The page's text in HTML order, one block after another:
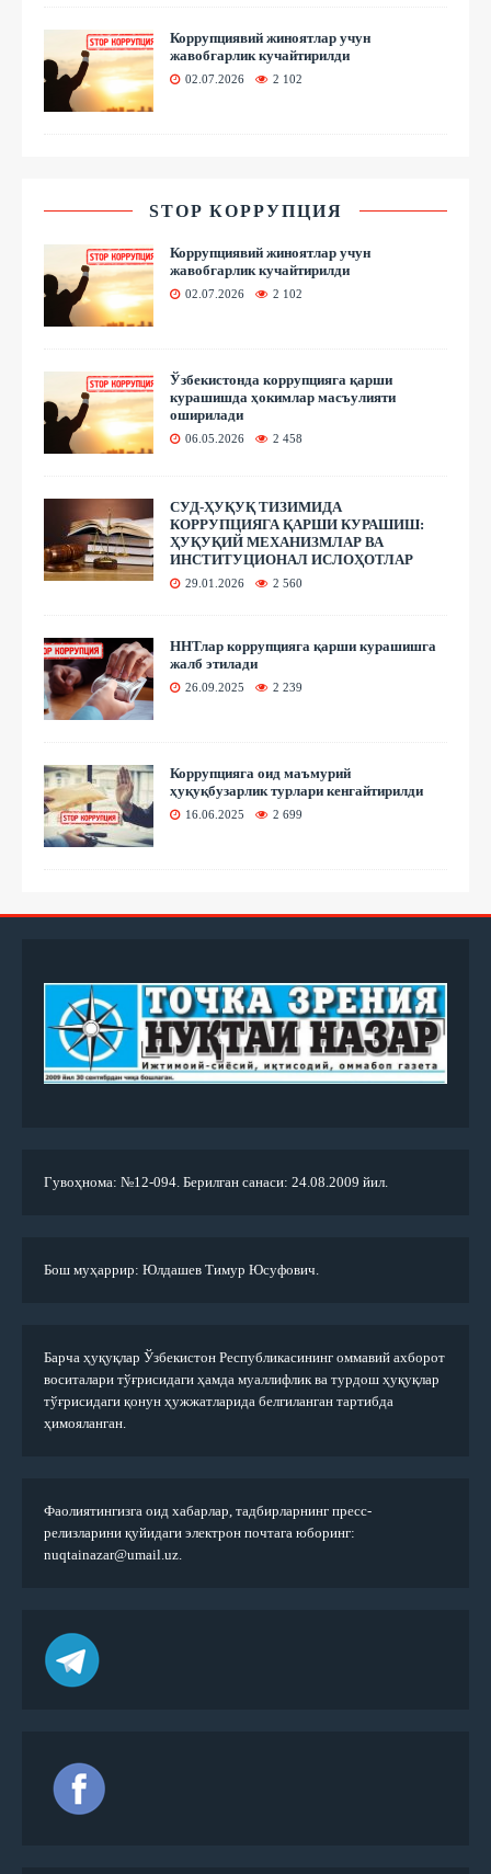
Коррупциявий жиноятлар учун
жавобгарлик кучайтирилди
02.07.2026 2 102
STOP КОРРУПЦИЯ
Коррупциявий жиноятлар учун
жавобгарлик кучайтирилди
02.07.2026 2 102
Ўзбекистонда коррупцияга қарши
курашишда ҳокимлар масъулияти
оширилади
06.05.2026 2 458
СУД-ҲУҚУҚ ТИЗИМИДА
КОРРУПЦИЯГА ҚАРШИ КУРАШИШ:
ҲУҚУҚИЙ МЕХАНИЗМЛАР ВА
ИНСТИТУЦИОНАЛ ИСЛОҲОТЛАР
29.01.2026 2 560
ННТлар коррупцияга қарши курашишга
жалб этилади
26.09.2025 2 239
Коррупцияга оид маъмурий
ҳуқуқбузарлик турлари кенгайтирилди
16.06.2025 2 699
Гувоҳнома: №12-094. Берилган санаси: 24.08.2009 йил.
Бош муҳаррир: Юлдашев Тимур Юсуфович.
Барча ҳуқуқлар Ўзбекистон Республикасининг оммавий ахборот
воситалари тўғрисидаги ҳамда муаллифлик ва турдош ҳуқуқлар
тўғрисидаги қонун ҳужжатларида белгиланган тартибда
ҳимояланган.
Фаолиятингизга оид хабарлар, тадбирларнинг пресс-
релизларини қуйидаги электрон почтага юборинг:
nuqtainazar@umail.uz.